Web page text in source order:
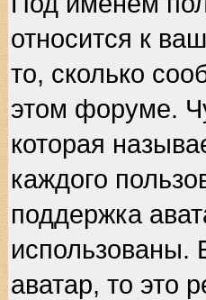
относится к
то, сколько
этом форуме.
которая
каждого
поддержка
использованы.
аватар, то это